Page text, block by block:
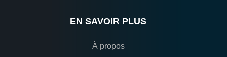
EN SAVOIR PLUS
À propos